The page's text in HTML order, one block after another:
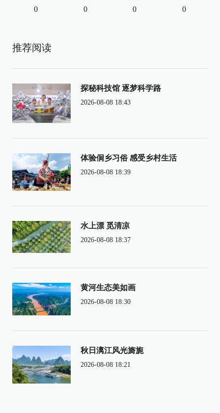
0 0 0 0
推荐阅读
探秘科技馆 逐梦科学路
2026-08-08 18:43
体验侗乡习俗 感受乡村生活
2026-08-08 18:39
水上漂 觅清凉
2026-08-08 18:37
黄河生态美如画
2026-08-08 18:30
秋日漓江风光旖旎
2026-08-08 18:21